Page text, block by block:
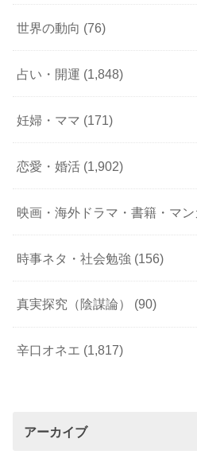
世界の動向 (76)
占い・開運 (1,848)
妊婦・ママ (171)
恋愛・婚活 (1,902)
映画・海外ドラマ・書籍・マ
時事ネタ・社会勉強 (156)
真実探究（陰謀論） (90)
辛口オネエ (1,817)
アーカイブ